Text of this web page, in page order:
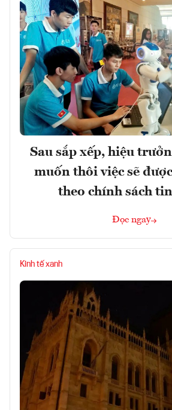
Sau sắp xếp, hiệu
muốn thôi việc sẽ
theo chính sách
Đọc ngay
Kinh tế xanh